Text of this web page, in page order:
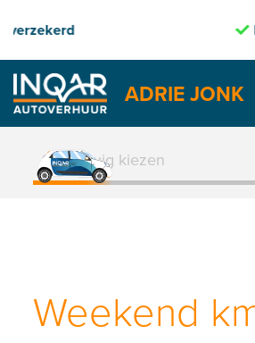
Inclusief pechhulp
ADRIE JONK
Skip
content1. Voertuig kiezen
Weekend